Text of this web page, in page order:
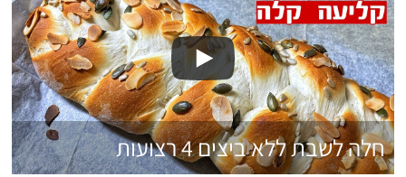
חלה לשבת ללא ביצים 4 רצועות